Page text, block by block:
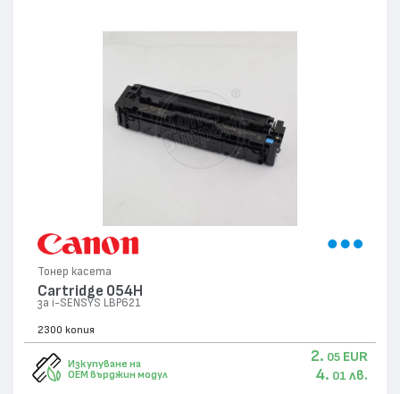
Тонер касета
Cartridge 054H
за i-SENSYS LBP621
2300 копия
Изкупуване на
OEM върджин модул
2. 05 EUR
4. 01 лв.